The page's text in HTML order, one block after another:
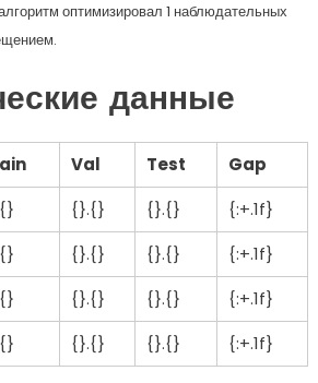
оптимизировал 1 наблюдательных
данные
Val Test
Gap
{}.{} {}.{}
{:+.1f}
{}.{} {}.{}
{:+.1f}
{}.{} {}.{}
{:+.1f}
{}.{} {}.{} {:+.1f}